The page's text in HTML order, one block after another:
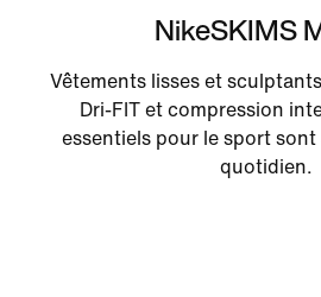
NikeSKIMS
Vêtements lisses et
Dri-FIT et compression
essentiels pour le sport
quotidien.